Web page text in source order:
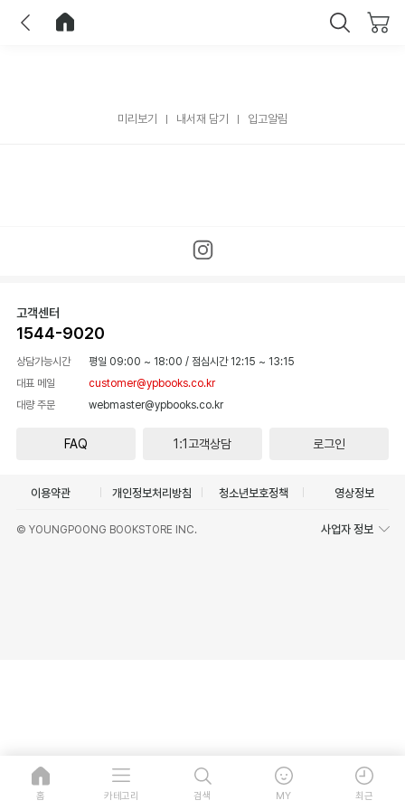
미리보기 내서재 담기 입고알림
고객센터
1544-9020
상담가능시간 평일 09:00 ~ 18:00 / 점심시간 12:15 ~ 13:15
대표 메일
customer@ypbooks.co.kr
대량 주문
webmaster@ypbooks.co.kr
FAQ 1:1고객상담 로그인
이용약관 개인정보처리방침 청소년보호정책 영상정보
© YOUNGPOONG BOOKSTORE INC. 사업자 정보
홈 카테고리 검색 MY 최근